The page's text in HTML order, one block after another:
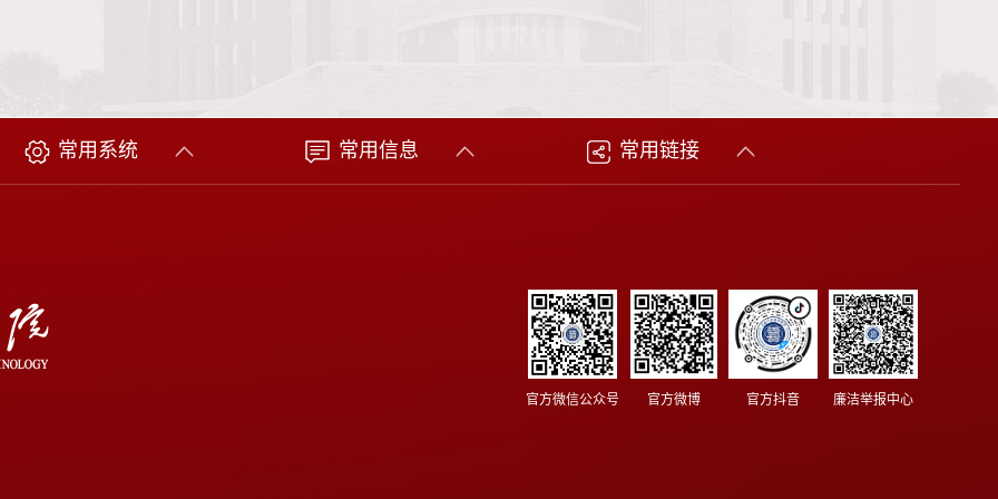
常用系统 常用信息 常用链接
官方微信公众号 官方微博 官方抖音 廉洁举报中心